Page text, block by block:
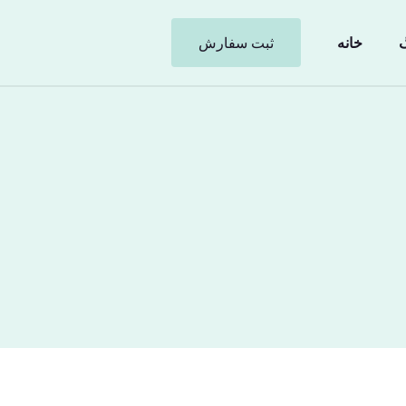
خانه ثبت سفارش